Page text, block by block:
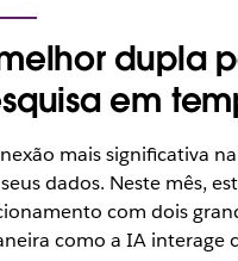
dupla
em
mais significativa
dados. Neste mês,
com dois
como a IA interage